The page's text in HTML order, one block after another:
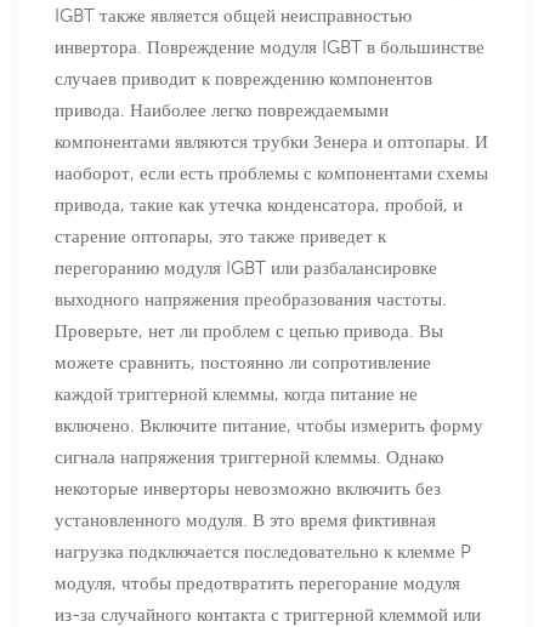
IGBT также является общей неисправностью
инвертора. Повреждение модуля IGBT в большинстве
случаев приводит к повреждению компонентов
привода. Наиболее легко повреждаемыми
компонентами являются трубки Зенера и оптопары. И
наоборот, если есть проблемы с компонентами схемы
привода, такие как утечка конденсатора, пробой, и
старение оптопары, это также приведет к
перегоранию модуля IGBT или разбалансировке
выходного напряжения преобразования частоты.
Проверьте, нет ли проблем с цепью привода. Вы
можете сравнить, постоянно ли сопротивление
каждой триггерной клеммы, когда питание не
включено. Включите питание, чтобы измерить форму
сигнала напряжения триггерной клеммы. Однако
некоторые инверторы невозможно включить без
установленного модуля. В это время фиктивная
нагрузка подключается последовательно к клемме P
модуля, чтобы предотвратить перегорание модуля
из-за случайного контакта с триггерной клеммой или